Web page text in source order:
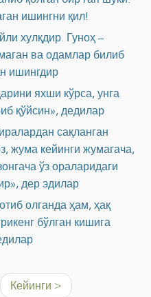
ишингни қил!
хулқдир. Гуноҳ –
ва одамлар билиб
ишингдир
яхши кўрса, унга
қўйсин», дедилар
сақланган
жума кейинги жумагача,
ўз ораларидаги
дер эдилар
олганда ҳам, ҳақ
бўлган кишига
Кейинги >